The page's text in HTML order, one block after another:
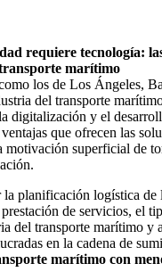
requiere tecnología:
marítimo
los de Los Ángeles,
del transporte
digitalización y el
que ofrecen las
motivación superficial de
planificación logística de
de servicios, el
del transporte marítimo y
en la cadena de
marítimo con